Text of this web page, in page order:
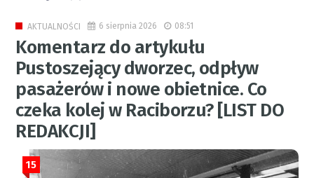
AKTUALNOŚCI 6 sierpnia 2026 08:51
Komentarz do artykułu
Pustoszejący dworzec, odpływ
pasażerów i nowe obietnice. Co
czeka kolej w Raciborzu? [LIST DO
REDAKCJI]
15